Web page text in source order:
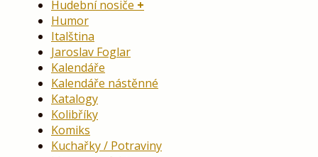
Hudební nosiče
Humor
Italština
Jaroslav Foglar
Kalendáře
Kalendáře nástěnné
Katalogy
Kolibříky
Komiks
Kuchařky / Potraviny